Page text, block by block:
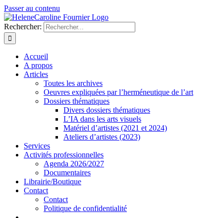
Passer au contenu
Rechercher:
Accueil
A propos
Articles
Toutes les archives
Oeuvres expliquées par l’herméneutique de l’art
Dossiers thématiques
Divers dossiers thématiques
L’IA dans les arts visuels
Matériel d’artistes (2021 et 2024)
Ateliers d’artistes (2023)
Services
Activités professionnelles
Agenda 2026/2027
Documentaires
Librairie/Boutique
Contact
Contact
Politique de confidentialité